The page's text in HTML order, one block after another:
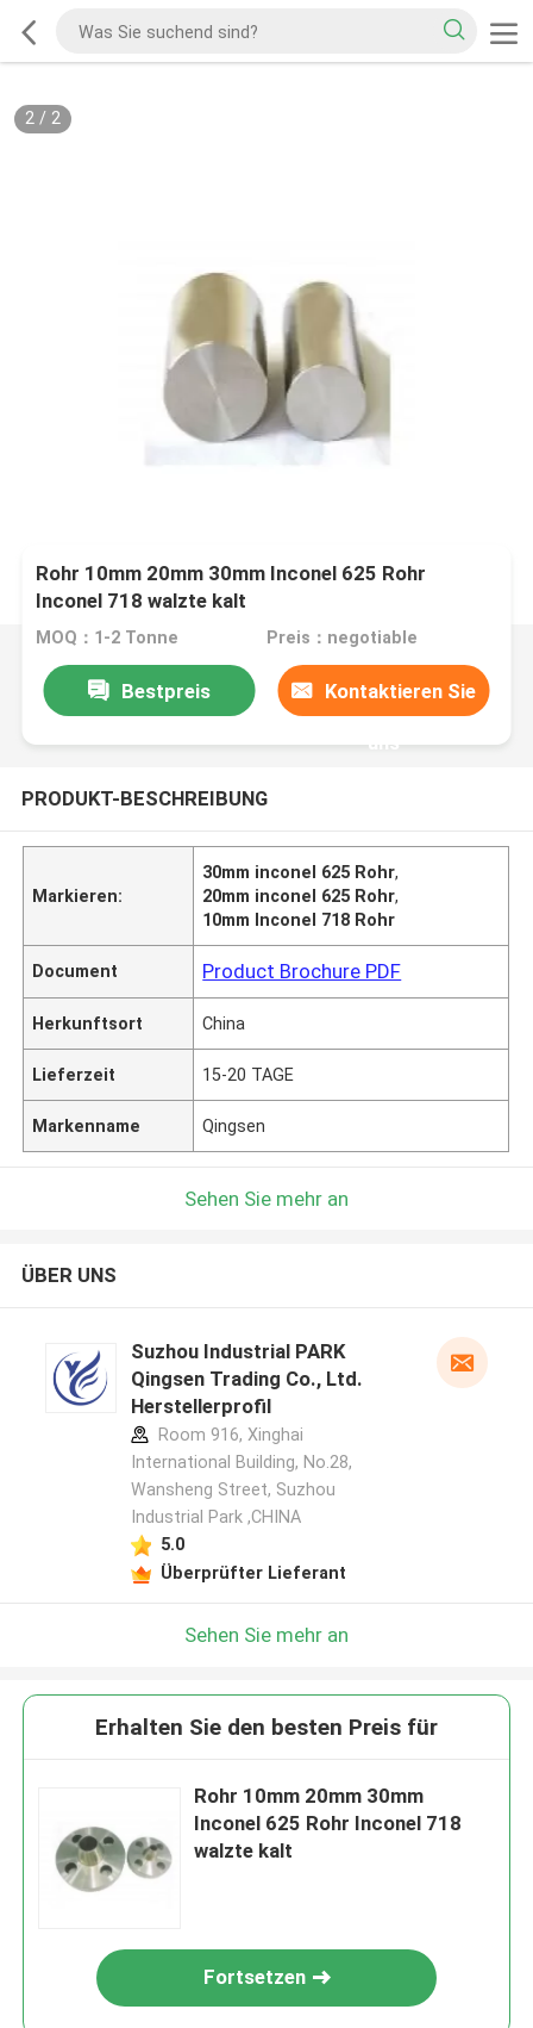
2/ 2
Rohr 10mm 20mm 30mm Inconel 625 Rohr
Inconel 718 walzte kalt
MOQ：1-2 Tonne Preis：negotiable
Bestpreis Kontaktieren Sie
uns
PRODUKT-BESCHREIBUNG
Markieren:
30mm inconel 625 Rohr,
20mm inconel 625 Rohr,
10mm Inconel 718 Rohr
Document Product Brochure PDF
Herkunftsort China
Lieferzeit 15-20 TAGE
Markenname Qingsen
Sehen Sie mehr an
ÜBER UNS
Suzhou Industrial PARK
Qingsen Trading Co., Ltd.
Herstellerprofil
Room 916, Xinghai
International Building, No.28,
Wansheng Street, Suzhou
Industrial Park ,CHINA
5.0
Überprüfter Lieferant
Sehen Sie mehr an
Erhalten Sie den besten Preis für
Rohr 10mm 20mm 30mm
Inconel 625 Rohr Inconel 718
walzte kalt
Fortsetzen